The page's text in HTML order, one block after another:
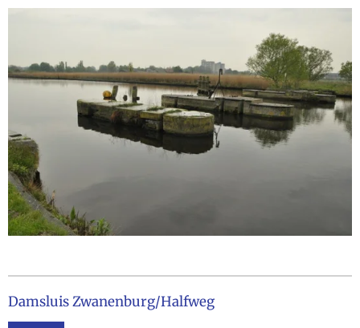
Damsluis Zwanenburg/Halfweg